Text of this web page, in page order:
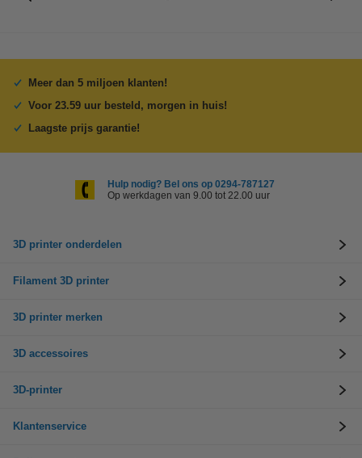
Meer dan 5 miljoen klanten!
Voor 23.59 uur besteld, morgen in huis!
Laagste prijs garantie!
Hulp nodig? Bel ons op 0294-787127
Op werkdagen van 9.00 tot 22.00 uur
3D printer onderdelen
Filament 3D printer
3D printer merken
3D accessoires
3D-printer
Klantenservice